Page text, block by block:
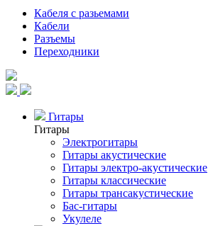
Кабеля с разьемами
Кабели
Разъемы
Переходники
Гитары
Гитары
Электрогитары
Гитары акустические
Гитары электро-акустические
Гитары классические
Гитары трансакустические
Бас-гитары
Укулеле